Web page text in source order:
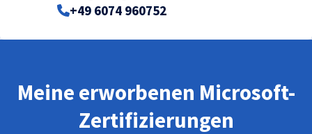
+49 6074 960752
Meine erworbenen Microsoft-
Zertifizierungen